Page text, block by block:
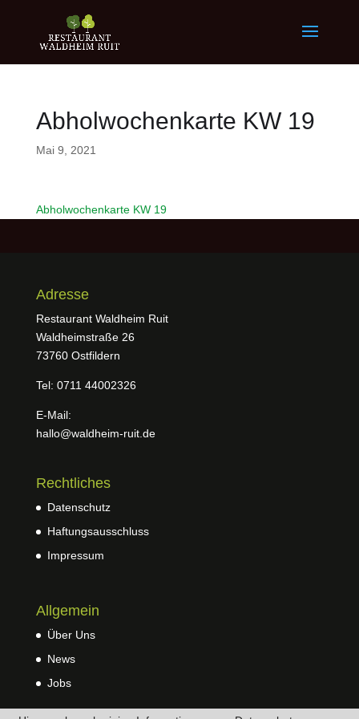
Abholwochenkarte KW 19
Mai 9, 2021
Abholwochenkarte KW 19
Adresse
Restaurant Waldheim Ruit
Waldheimstraße 26
73760 Ostfildern
Tel: 0711 44002326
E-Mail:
hallo@waldheim-ruit.de
Rechtliches
Datenschutz
Haftungsausschluss
Impressum
Allgemein
Über Uns
News
Jobs